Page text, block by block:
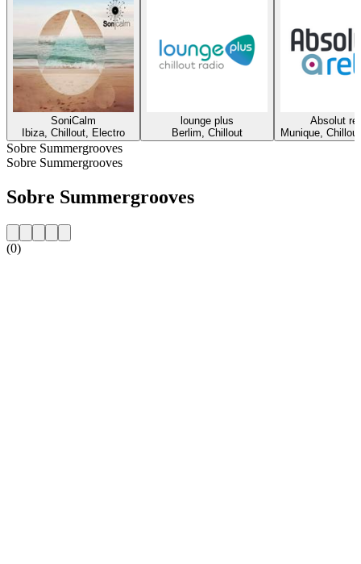
SoniCalm
Ibiza, Chillout, Electro
lounge plus
Berlim, Chillout
Absolut
Munique,
Sobre Summergrooves
Sobre Summergrooves
Sobre Summergrooves
(0)